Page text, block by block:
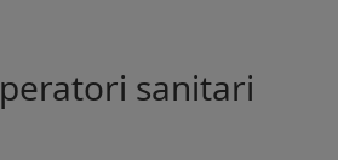
sanitari